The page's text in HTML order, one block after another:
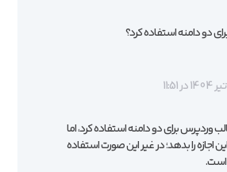
دو دامنه استفاده کرد؟
وردپرس برای دو دامنه استفاده کرد، اما
اجازه را بدهد؛ در غیر این صورت استفاده
است.